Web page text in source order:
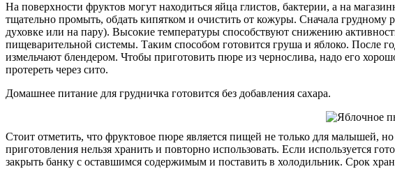
На поверхности фруктов могут находиться яйца глистов, бактерии, а на
тщательно промыть, обдать кипятком и очистить от кожуры. Сначала
духовке или на пару). Высокие температуры способствуют снижению
пищеварительной системы. Таким способом готовится груша и яблоко. После
измельчают блендером. Чтобы приготовить пюре из чернослива, надо его
протереть через сито.
Домашнее питание для грудничка готовится без добавления сахара.
Стоит отметить, что фруктовое пюре является пищей не только для малышей,
приготовления нельзя хранить и повторно использовать. Если используется
закрыть банку с оставшимся содержимым и поставить в холодильник. Срок